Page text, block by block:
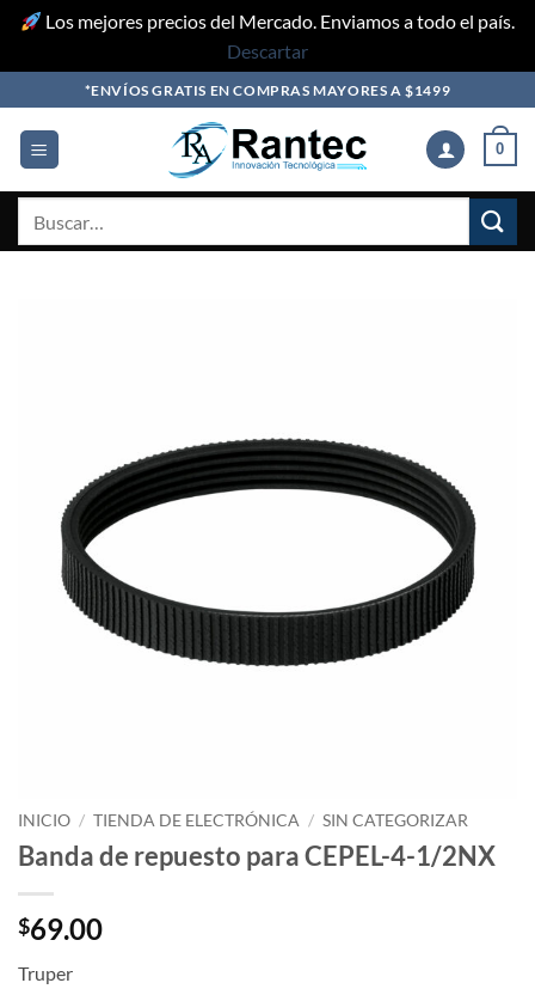
Los mejores precios del Mercado. Enviamos a todo el país.
Descartar
to
content
*ENVÍOS GRATIS EN COMPRAS MAYORES A $1499
0
INICIO / TIENDA DE ELECTRÓNICA / SIN CATEGORIZAR
Banda de repuesto para CEPEL-4-1/2NX
$69.00
Truper